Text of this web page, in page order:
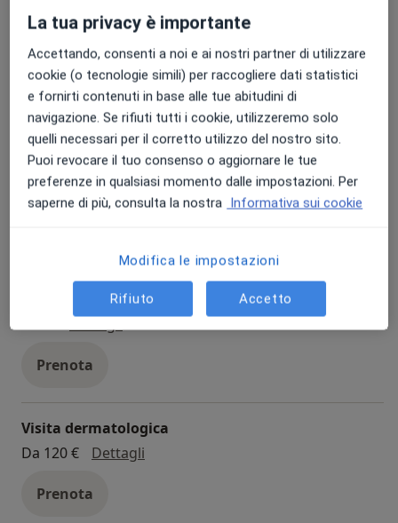
Dettagli spirometria
Prenota
Pap test
35 €
Dettaglipap test
Visita andrologica
visita andrologica
Prenota
Visita dermatologica
Da 120 €
Dettagli
Prenota
La tua privacy è importante
Accettando, consenti a noi e ai nostri partner di utilizzare
cookie (o tecnologie simili) per raccogliere dati statistici
e fornirti contenuti in base alle tue abitudini di
navigazione. Se rifiuti tutti i cookie, utilizzeremo solo
quelli necessari per il corretto utilizzo del nostro sito.
Puoi revocare il tuo consenso o aggiornare le tue
preferenze in qualsiasi momento dalle impostazioni. Per
saperne di più, consulta la nostra Informativa sui cookie
Modifica le impostazioni
Rifiuto Accetto